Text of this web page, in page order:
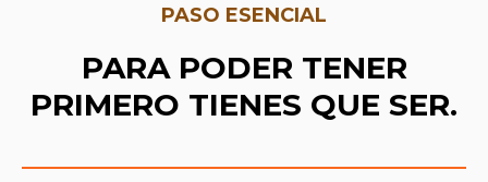
PASO ESENCIAL
PARA PODER TENER
PRIMERO TIENES QUE SER.